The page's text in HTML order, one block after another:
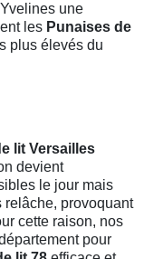
une
les Punaises de
plus élevés du
lit Versailles
devient
le jour mais
relâche, provoquant
cette raison, nos
pour